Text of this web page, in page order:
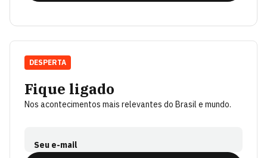
Fique ligado
Nos acontecimentos mais relevantes do Brasil e mundo.
Seu e-mail
DESPERTA